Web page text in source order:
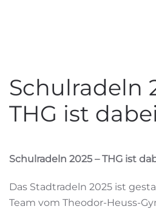
Schulradeln
THG ist
Schulradeln 2025 – THG ist
Das Stadtradeln 2025 ist
Team vom Theodor-Heuss-